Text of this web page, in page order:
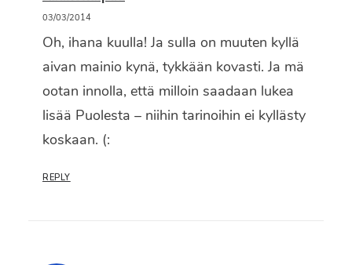
03/03/2014
Oh, ihana kuulla! Ja sulla on muuten kyllä
aivan mainio kynä, tykkään kovasti. Ja mä
ootan innolla, että milloin saadaan lukea
lisää Puolesta – niihin tarinoihin ei kyllästy
koskaan. (:
REPLY